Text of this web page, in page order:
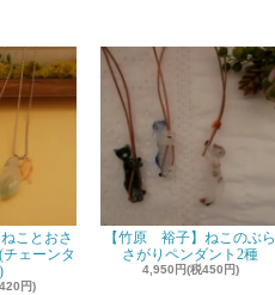
ことおさ
ェーンタ
円)
【竹原 裕子】ねこのぶら
さがりペンダント2種
4,950円(税450円)